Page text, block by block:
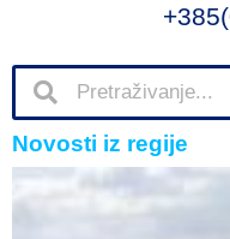
Novosti iz regije